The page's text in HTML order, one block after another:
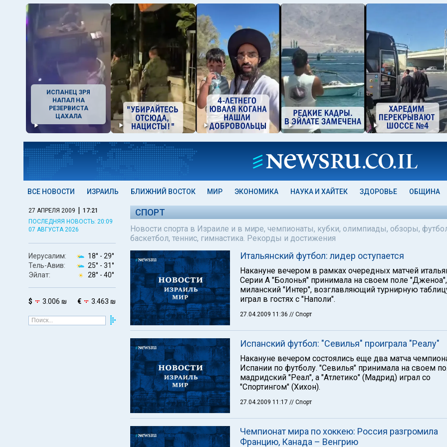
ИСПАНЕЦ ЗРЯ
НАПАЛ НА
РЕЗЕРВИСТА
ЦАХАЛА
ВСЕ НОВОСТИ ИЗРАИЛЬ БЛИЖНИЙ ВОСТОК МИР ЭКОНОМИКА НАУКА И ХАЙТЕК ЗДОРОВЬЕ ОБЩИНА
27 АПРЕЛЯ 2009 | 17:21
ПОСЛЕДНЯЯ НОВОСТЬ: 20:09
07 АВГУСТА 2026
Иерусалим: 18° - 29°
Тель-Авив:
25° - 31°
Эйлат:
28° - 40°
$ 3.006 ₪ € 3.463 ₪
СПОРТ
Новости спорта в Израиле и в мире, чемпионаты, кубки, олимпиады, обзоры,
баскетбол, теннис, гимнастика. Рекорды и достижения
Итальянский футбол: лидер оступается
Накануне вечером в рамках очередных матчей
Серии А "Болонья" принимала на своем поле
миланский "Интер", возглавляющий турнирную
играл в гостях с "Наполи".
27.04.2009 11:36 // Спорт
Испанский футбол: "Севилья" проиграла "Реалу"
Накануне вечером состоялись еще два матча
Испании по футболу. "Севилья" принимала на своем
мадридский "Реал", а "Атлетико" (Мадрид) играл со
"Спортингом" (Хихон).
27.04.2009 11:17 // Спорт
Чемпионат мира по хоккею: Россия разгромила
Францию, Канада – Венгрию